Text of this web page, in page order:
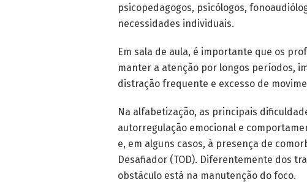
psicopedagogos, psicólogos,
necessidades individuais.
Em sala de aula, é importante que os
manter a atenção por longos períodos,
distração frequente e excesso de
Na alfabetização, as principais
autorregulação emocional e
e, em alguns casos, à presença de
Desafiador (TOD). Diferentemente dos
obstáculo está na manutenção do foco.